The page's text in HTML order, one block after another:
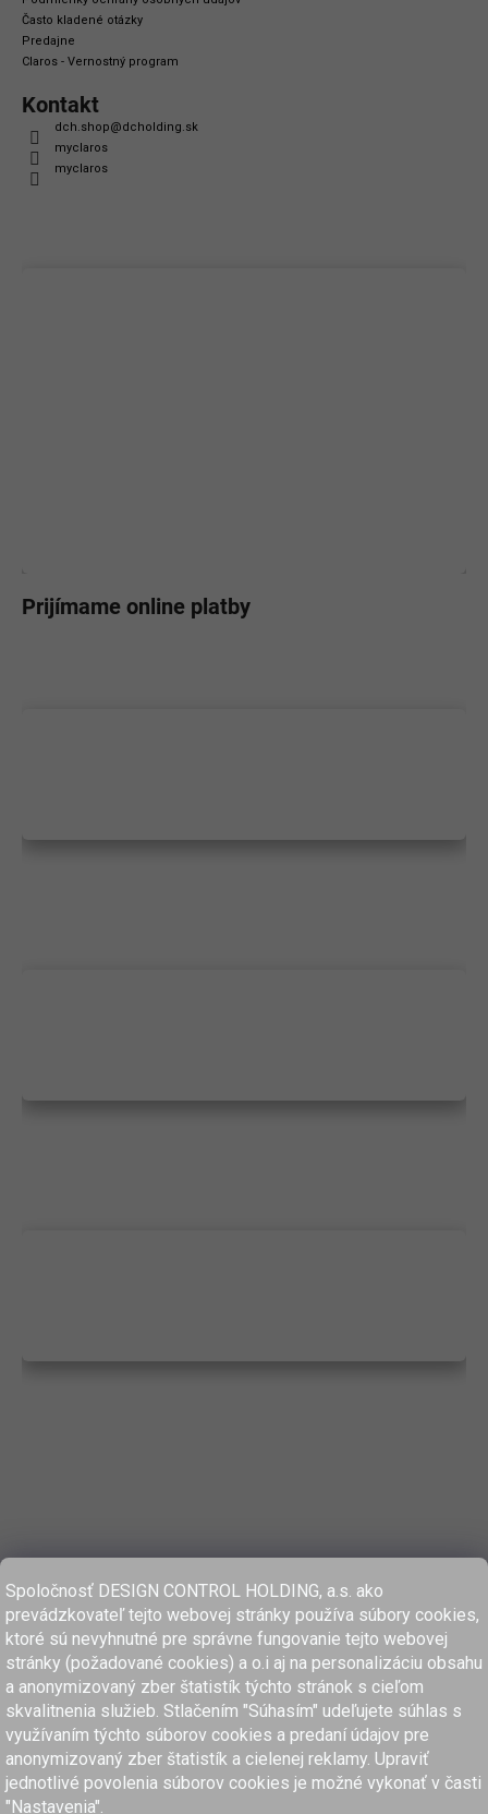
Spoločnosť DESIGN CONTROL HOLDING, a.s. ako
prevádzkovateľ tejto webovej stránky používa súbory cookies,
ktoré sú nevyhnutné pre správne fungovanie tejto webovej
stránky (požadované cookies) a o.i aj na personalizáciu obsahu
a anonymizovaný zber štatistík týchto stránok s cieľom
skvalitnenia služieb. Stlačením "Súhasím" udeľujete súhlas s
využívaním týchto súborov cookies a predaní údajov pre
anonymizovaný zber štatistík a cielenej reklamy. Upraviť
jednotlivé povolenia súborov cookies je možné vykonať v časti
"Nastavenia".
Často kladené otázky
Predajne
Claros - Vernostný program
Kontakt
dch.shop@dcholding.sk
myclaros
myclaros
Prijímame online platby
women'secret